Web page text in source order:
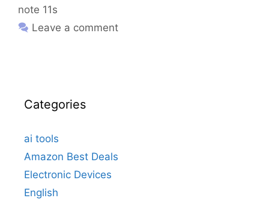
note 11s
Leave a comment
Categories
ai tools
Amazon Best Deals
Electronic Devices
English